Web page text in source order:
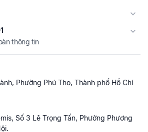
thông tin
Phường Phú Thọ, Thành phố Hồ Chí
Số 3 Lê Trọng Tấn, Phường Phương